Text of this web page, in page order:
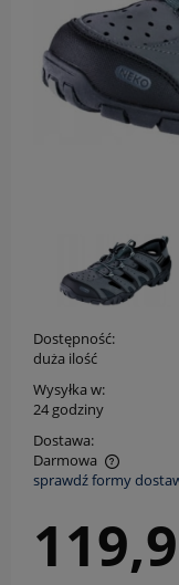
Dostępność:
duża ilość
Wysyłka w:
24 godziny
Dostawa:
Darmowa
Cena nie zawiera
sprawdź formy